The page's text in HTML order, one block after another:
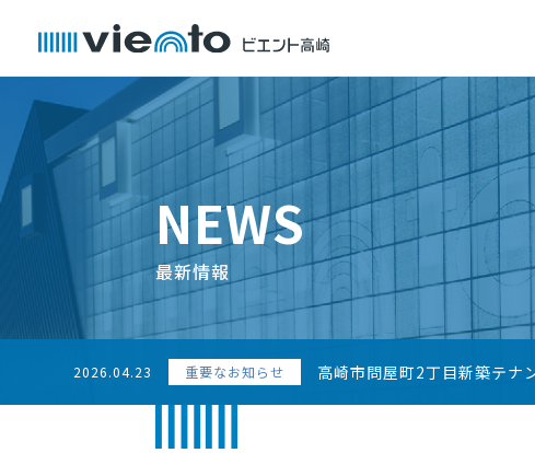
NEWS
最新情報
2026.04.23 重要なお知らせ 高崎市問屋町2丁目新築テナ